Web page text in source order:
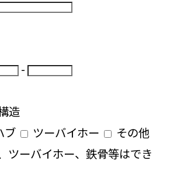
-
造
ブ ツーバイホー
その他
ツーバイホー、鉄骨等はでき